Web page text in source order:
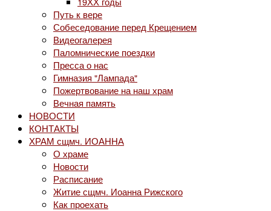
Путь к вере
Собеседование перед Крещением
Видеогалерея
Паломнические поездки
Пресса о нас
Гимназия "Лампада"
Пожертвование на наш храм
Вечная память
НОВОСТИ
КОНТАКТЫ
ХРАМ сщмч. ИОАННА
О храме
Новости
Расписание
Житие сщмч. Иоанна Рижского
Как проехать